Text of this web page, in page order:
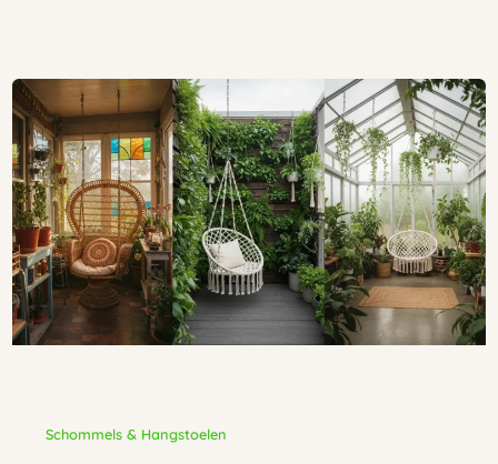
Schommels & Hangstoelen